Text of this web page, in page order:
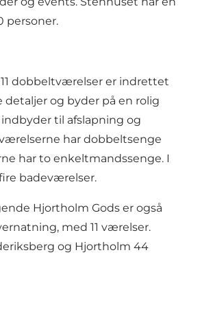
personer.
dobbeltværelser er indrettet
detaljer og byder på en rolig
til afslapning og
har dobbeltsenge
har to enkeltmandssenge. I
badeværelser.
Hjortholm Gods er også
med 11 værelser.
og Hjortholm 44